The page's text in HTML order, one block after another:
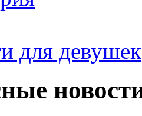
для девушек